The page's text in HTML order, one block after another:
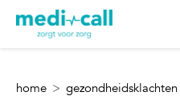
home gezondheidsklachten